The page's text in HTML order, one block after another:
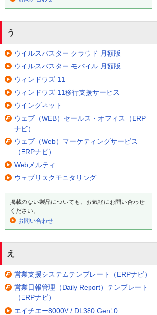
う
ウイルスバスター クラウド 月額版
ウイルスバスター モバイル 月額版
ウィンドウズ 11
ウィンドウズ 11移行支援サービス
ウイングネット
ウェブ（WEB）セールス・オフィス（ERP
ナビ）
ウェブ（Web）マーケティングサービス
（ERPナビ）
Webメルティ
ウェブリスクモニタリング
掲載のない製品についても、お気軽にお問い合わせ
ください。
お問い合わせ
え
営業支援システムテンプレート（ERPナビ）
営業日報管理（Daily Report）テンプレート
（ERPナビ）
エイチエー8000V / DL380 Gen10